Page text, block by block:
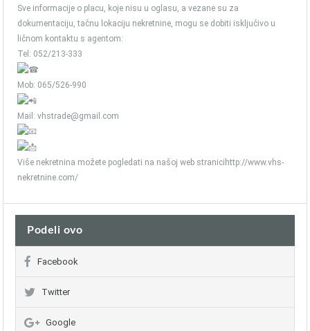
Sve informacije o placu, koje nisu u oglasu, a vezane su za
dokumentaciju, tačnu lokaciju nekretnine, mogu se dobiti isključivo u
ličnom kontaktu s agentom:
Tel: 052/213-333
Mob: 065/526-990
Mail: vhstrade@gmail.com
Više nekretnina možete pogledati na našoj web stranicihttp://www.vhs-
nekretnine.com/
Podeli ovo
Facebook
Twitter
Google